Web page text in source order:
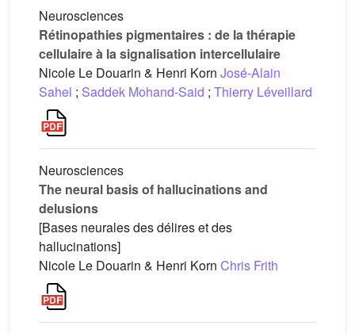
Neurosciences
Rétinopathies pigmentaires : de la thérapie
cellulaire à la signalisation intercellulaire
Nicole Le Douarin & Henri Korn José-Alain
Sahel ; Saddek Mohand-Said ; Thierry Léveillard
Neurosciences
The neural basis of hallucinations and
delusions
[Bases neurales des délires et des
hallucinations]
Nicole Le Douarin & Henri Korn Chris Frith